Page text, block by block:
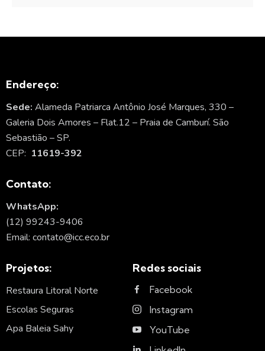
Endereço:
Sede: Alameda Patriarca Antônio José Marques, 330 –
Galeria Dois Amores – Flat.12 – Praia de Camburí. São
Sebastião – SP.
CEP: 11619-392
Contato:
WhatsApp:
(12) 99243-9406
Email: contato@icc.eco.br
Projetos:
Restaura Litoral Norte
Escolas Seguras
Apa Baleia Sahy
Redes sociais
Facebook
Instagram
YouTube